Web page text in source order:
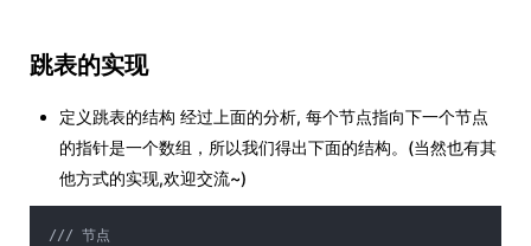
跳表的实现
定义跳表的结构 经过上面的分析, 每个节点指向下一个节点
的指针是一个数组，所以我们得出下面的结构。(当然也有其
他方式的实现,欢迎交流~)
/// 节点